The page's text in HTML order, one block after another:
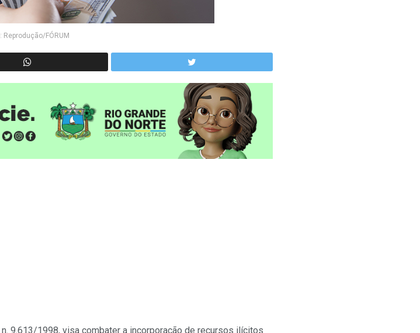
Reprodução/FÓRUM
9.613/1998, visa combater a incorporação de recursos ilícitos